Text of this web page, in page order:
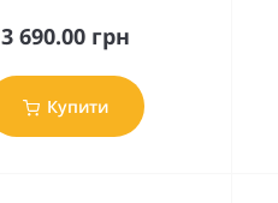
3 690.00 грн
Купити